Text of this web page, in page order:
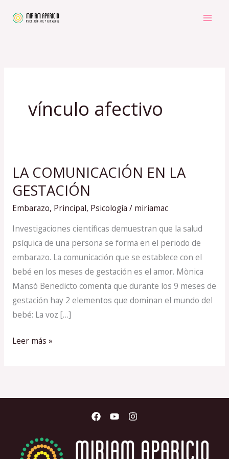
vínculo afectivo
LA COMUNICACIÓN EN LA
GESTACIÓN
Embarazo, Principal, Psicología / miriamac
Investigaciones científicas demuestran que la salud
psíquica de una persona se forma en el periodo de
embarazo. La comunicación que se establece con el
bebé en los meses de gestación es el amor. Mònica
Mansó Benedicto comenta que durante los 9 meses de
gestación hay 2 elementos que dominan el mundo del
bebé: La voz […]
LA
COMUNICACIÓN
EN
LA
GESTACIÓN
Leer más »